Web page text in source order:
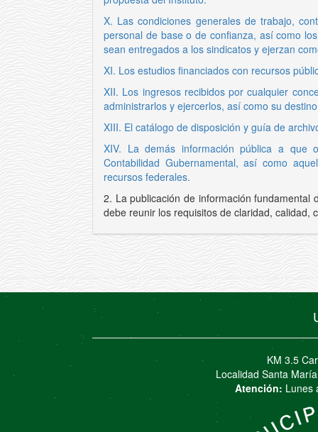
X. Las condiciones generales de trabajo,
personal de base o de confianza, así como
sean entregados a los sindicatos y ejerzan
XI. Los estudios financiados con recursos
XII. Los ingresos recibidos por cualquier
administrarlos y ejercerlos, así como su
XIII. El catálogo de disposición y guía de
XIV. La demás información pública a que
Contabilidad Gubernamental, así como
recursos federales.
2. La publicación de información fundamental
debe reunir los requisitos de claridad, calidad,
KM 3.5
Localidad Santa
Atención: Lunes